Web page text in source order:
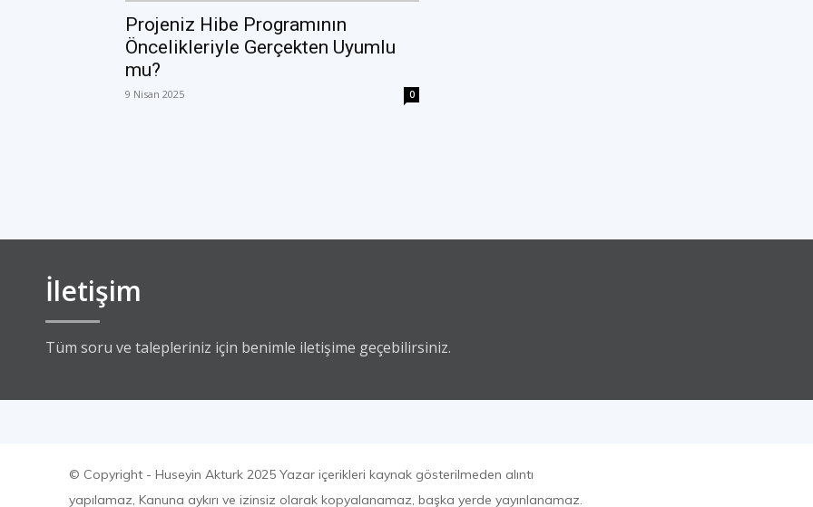
Development
Projeniz Hibe Programının
Öncelikleriyle Gerçekten Uyumlu
mu?
9 Nisan 2025 0
İletişim
Tüm soru ve talepleriniz için benimle iletişime geçebilirsiniz.
© Copyright - Huseyin Akturk 2025 Yazar içerikleri kaynak gösterilmeden alıntı
yapılamaz, Kanuna aykırı ve izinsiz olarak kopyalanamaz, başka yerde yayınlanamaz.